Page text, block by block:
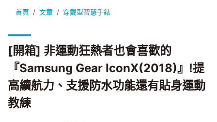
首頁 文章 穿戴型智慧手錶
[開箱] 非運動狂熱者也會喜歡的『Samsung Gear
[開箱] 非運動狂熱者也會喜歡的
『Samsung Gear IconX(2018)』!提
高續航力、支援防水功能還有貼身運動
教練